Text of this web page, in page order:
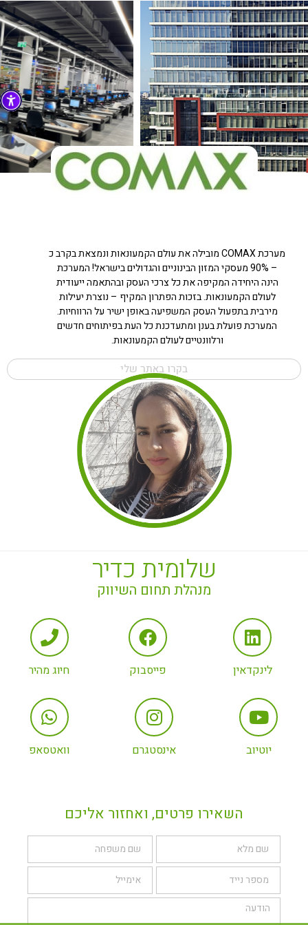
מערכת COMAX מובילה את עולם הקמעונאות ונמצאת בקרב כ
– 90% מעסקי המזון הבינוניים והגדולים בישראל! המערכת
הינה היחידה המקיפה את כל צרכי העסק ובהתאמה ייעודית
לעולם הקמעונאות. בזכות הפתרון המקיף – נוצרת יעילות
מירבית בתפעול העסק המשפיעה באופן ישיר על הרווחיות.
המערכת פועלת בענן ומתעדכנת כל העת בפיתוחים חדשים
ורלוונטיים לעולם הקמעונאות.
בקרו באתר שלי
שלומית כדיר
מנהלת תחום השיווק
לינקדאין פייסבוק חיוג מהיר
יוטיוב אינסטגרם וואטסאפ
השאירו פרטים, ואחזור אליכם